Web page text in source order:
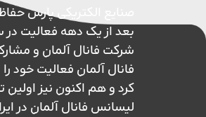
شرکت فانال آلمان و
فانال آلمان فعالیت خود
کرد و هم اکنون نیز
لیسانس فانال آلمان